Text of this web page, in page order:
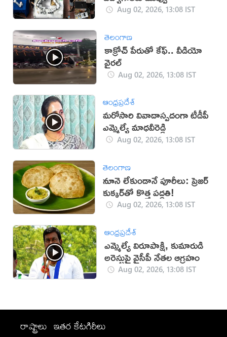
Aug 02, 2026, 13:08 IST
తెలంగాణ
కాక్రోచ్ పేరుతో కేఫ్.. వీడియో
వైరల్
Aug 02, 2026, 13:08 IST
ఆంధ్రప్రదేశ్
మ‌రోసారి వివాదాస్పదంగా టీడీపీ
ఎమ్మెల్యే మాధ‌వీరెడ్డి
Aug 02, 2026, 13:08 IST
తెలంగాణ
నూనె లేకుండానే పూరీలు: ప్రెజర్
కుక్కర్‌తో కొత్త పద్ధతి!
Aug 02, 2026, 13:08 IST
ఆంధ్రప్రదేశ్
ఎమ్మెల్యే విరూపాక్షి, కుమారుడి
అరెస్టుపై వైసీపీ నేతల ఆగ్రహం
Aug 02, 2026, 13:08 IST
రాష్ట్రాలు ఇతర కేటగిరీలు